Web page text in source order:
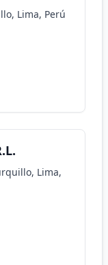
Lima, Perú
Lima,